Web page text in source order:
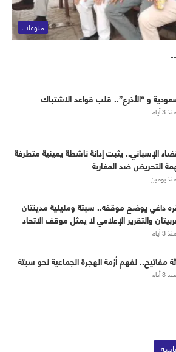
منوعات
و “الأذرع”.. قلب قواعد الاشتباك
منذ 3 أيام
الإسباني.. يثبت إدانة ناشطة يمينية متطرفة
التحريض ضد المغاربة
منذ يومين
داغي يوضح موقفه.. سبتة ومليلية مدينتان
والتقرير الإعلامي لا يمثل موقف الاتحاد
منذ 3 أيام
مفاتيح.. لفهم أزمة الهجرة الجماعية نحو سبتة
منذ 3 أيام